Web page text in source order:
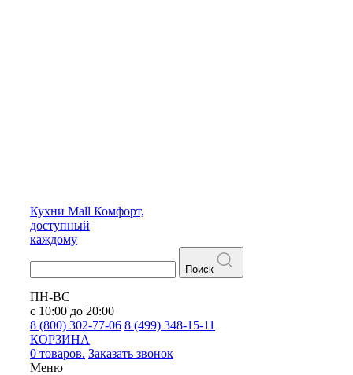
Кухни Mall Комфорт,
доступный
каждому
Поиск
ПН-ВС
с 10:00 до 20:00
8 (800) 302-77-06 8 (499) 348-15-11
КОРЗИНА
0 товаров. Заказать звонок
Меню